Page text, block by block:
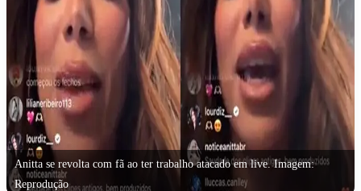
Anitta se revolta com fã ao ter trabalho atacado em live. Imagem:
Reprodução